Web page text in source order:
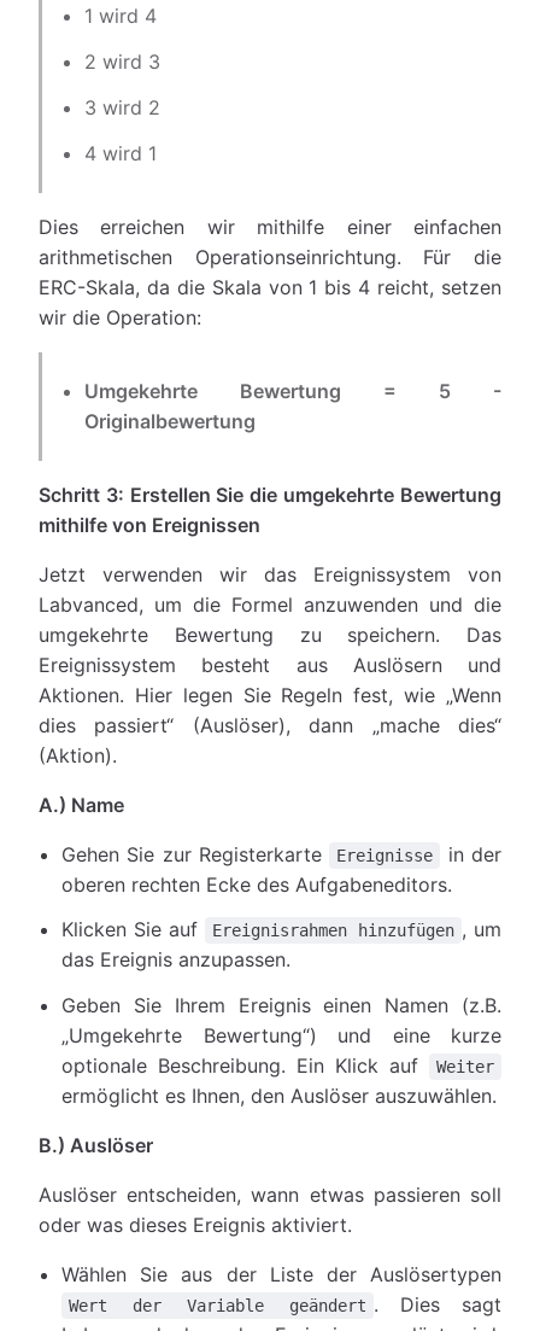
1 wird 4
2 wird 3
3 wird 2
4 wird 1
Dies erreichen wir mithilfe einer einfachen
arithmetischen Operationseinrichtung. Für die
ERC-Skala, da die Skala von 1 bis 4 reicht, setzen
wir die Operation:
Umgekehrte Bewertung = 5 -
Originalbewertung
Schritt 3: Erstellen Sie die umgekehrte Bewertung
mithilfe von Ereignissen
Jetzt verwenden wir das Ereignissystem von
Labvanced, um die Formel anzuwenden und die
umgekehrte Bewertung zu speichern. Das
Ereignissystem besteht aus Auslösern und
Aktionen. Hier legen Sie Regeln fest, wie „Wenn
dies passiert“ (Auslöser), dann „mache dies“
(Aktion).
A.) Name
Gehen Sie zur Registerkarte Ereignisse
in der
oberen rechten Ecke des Aufgabeneditors.
Klicken Sie auf
Ereignisrahmen hinzufügen , um
das Ereignis anzupassen.
Geben Sie Ihrem Ereignis einen Namen (z.B.
„Umgekehrte Bewertung“) und eine kurze
optionale Beschreibung. Ein Klick auf
Weiter
ermöglicht es Ihnen, den Auslöser auszuwählen.
B.) Auslöser
Auslöser entscheiden, wann etwas passieren soll
oder was dieses Ereignis aktiviert.
Wählen Sie aus der Liste der Auslösertypen
Wert der Variable geändert . Dies sagt